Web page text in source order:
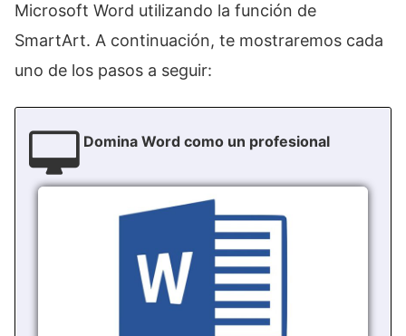
Microsoft Word utilizando la función de
SmartArt. A continuación, te mostraremos cada
uno de los pasos a seguir:
Domina Word como un profesional